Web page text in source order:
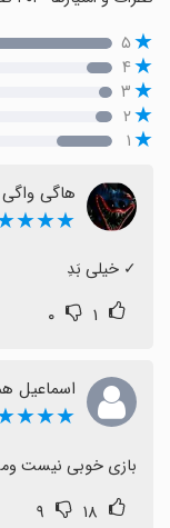
۵
۴
۳
۲
۱
هاگی واگی
‏✓ خیلی بَدِ
۱ ۰
اسماعیل
بازی خوبی نیست
۱۸ ۹